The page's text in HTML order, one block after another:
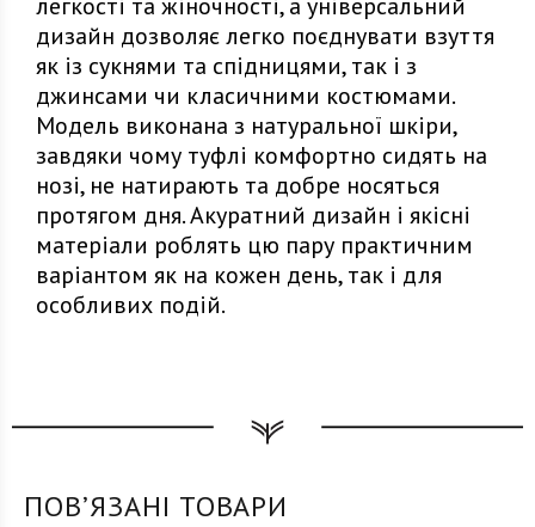
дизайн дозволяє легко поєднувати взуття
як із сукнями та спідницями, так і з
джинсами чи класичними костюмами.
Модель виконана з натуральної шкіри,
завдяки чому туфлі комфортно сидять на
нозі, не натирають та добре носяться
протягом дня. Акуратний дизайн і якісні
матеріали роблять цю пару практичним
варіантом як на кожен день, так і для
особливих подій.
ПОВʼЯЗАНІ ТОВАРИ